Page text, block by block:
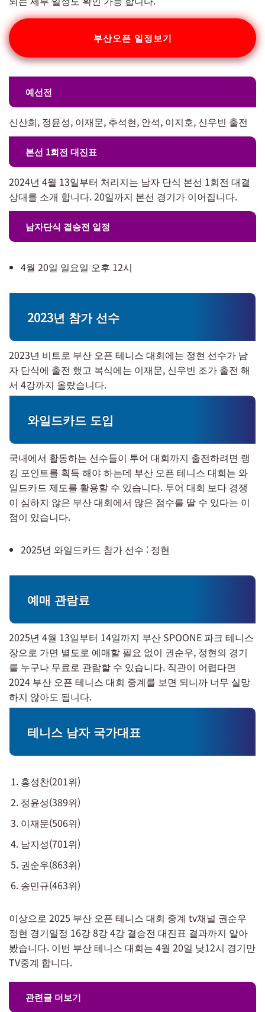
부산오픈 일정보기
예선전
신산희, 정윤성, 이재문, 추석현, 안석, 이지호, 신우빈 출전
본선 1회전 대진표
2024년 4월 13일부터 처리지는 남자 단식 본선 1회전 대결
상대를 소개 합니다. 20일까지 본선 경기가 이어집니다.
남자단식 결승전 일정
4월 20일 일요일 오후 12시
2023년 참가 선수
2023년 비트로 부산 오픈 테니스 대회에는 정현 선수가 남
자 단식에 출전 했고 복식에는 이재문, 신우빈 조가 출전 해
서 4강까지 올랐습니다.
와일드카드 도입
국내에서 활동하는 선수들이 투어 대회까지 출전하려면 랭
킹 포인트를 획득 해야 하는데 부산 오픈 테니스 대회는 와
일드카드 제도를 활용할 수 있습니다. 투어 대회 보다 경쟁
이 심하지 않은 부산 대회에서 많은 점수를 딸 수 있다는 이
점이 있습니다.
2025년 와일드카드 참가 선수 : 정현
예매 관람료
2025년 4월 13일부터 14일까지 부산 SPOONE 파크 테니스
장으로 가면 별도로 예매할 필요 없이 권순우, 정현의 경기
를 누구나 무료로 관람할 수 있습니다. 직관이 어렵다면
2024 부산 오픈 테니스 대회 중계를 보면 되니까 너무 실망
하지 않아도 됩니다.
테니스 남자 국가대표
홍성찬(201위)
정윤성(389위)
이재문(506위)
남지성(701위)
권순우(863위)
송민규(463위)
이상으로 2025 부산 오픈 테니스 대회 중계 tv채널 권순우
정현 경기일정 16강 8강 4강 결승전 대진표 결과까지 알아
봤습니다. 이번 부산 테니스 대회는 4월 20일 낮12시 경기만
TV중계 합니다.
관련글 더보기